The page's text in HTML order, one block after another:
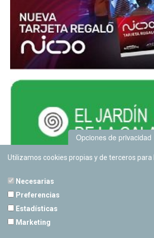
Opciones de privacidad
Utilizamos cookies propias y de terceros
Necesarias
Preferencias
Estadísticas
Marketing